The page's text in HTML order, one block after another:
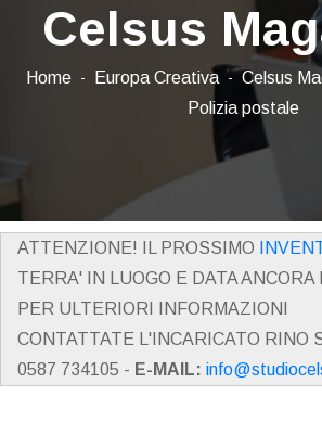
Celsus
Home Europa Creativa Celsus
Polizia postale
ATTENZIONE! IL PROSSIMO
TERRA' IN LUOGO E DATA ANCORA
PER ULTERIORI INFORMAZIONI
CONTATTATE L'INCARICATO RINO
0587 734105 - E-MAIL: